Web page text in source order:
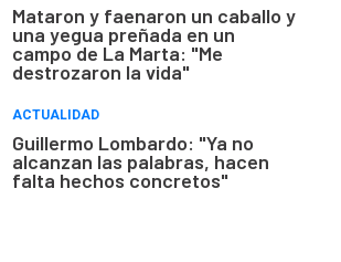
Mataron y faenaron un caballo y
una yegua preñada en un
campo de La Marta: "Me
destrozaron la vida"
ACTUALIDAD
Guillermo Lombardo: "Ya no
alcanzan las palabras, hacen
falta hechos concretos"